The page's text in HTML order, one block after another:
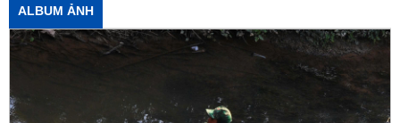
ALBUM ẢNH